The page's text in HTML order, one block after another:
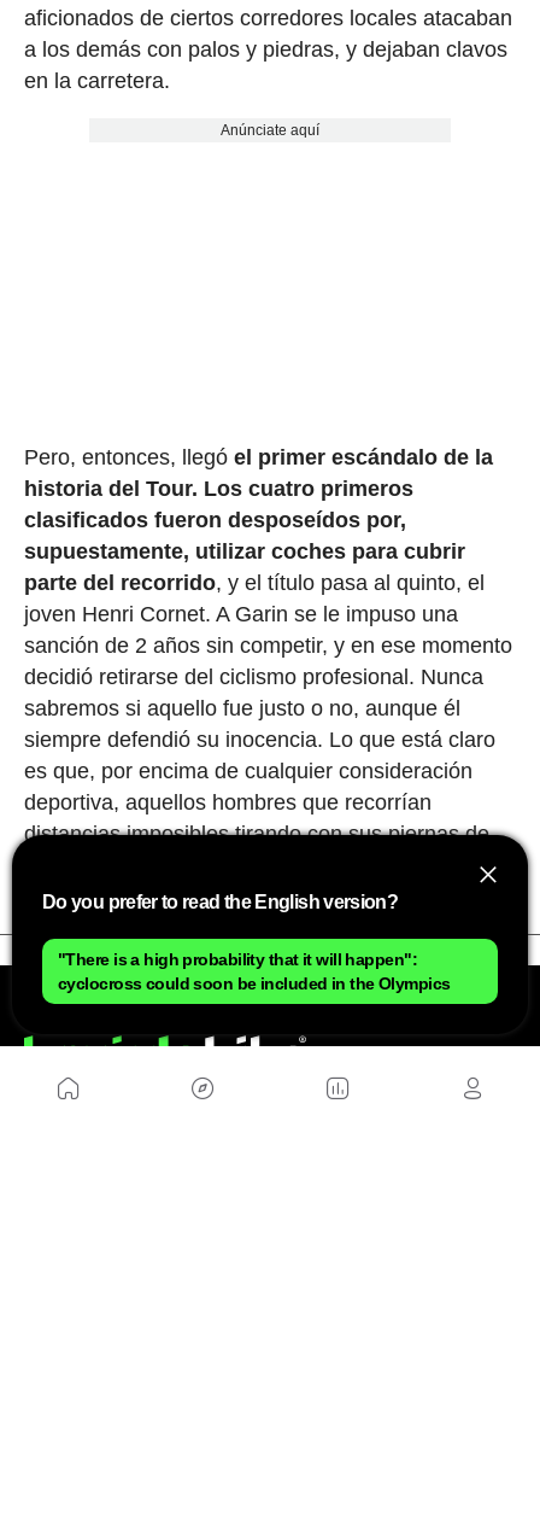
aficionados de ciertos corredores locales atacaban
a los demás con palos y piedras, y dejaban clavos
en la carretera.
Anúnciate aquí
Pero, entonces, llegó el primer escándalo de la
historia del Tour. Los cuatro primeros
clasificados fueron desposeídos por,
supuestamente, utilizar coches para cubrir
parte del recorrido, y el título pasa al quinto, el
joven Henri Cornet. A Garin se le impuso una
sanción de 2 años sin competir, y en ese momento
decidió retirarse del ciclismo profesional. Nunca
sabremos si aquello fue justo o no, aunque él
siempre defendió su inocencia. Lo que está claro
es que, por encima de cualquier consideración
deportiva, aquellos hombres que recorrían
distancias imposibles tirando con sus piernas de
Do you prefer to read the English version?
"There is a high probability that it will happen":
cyclocross could soon be included in the Olympics